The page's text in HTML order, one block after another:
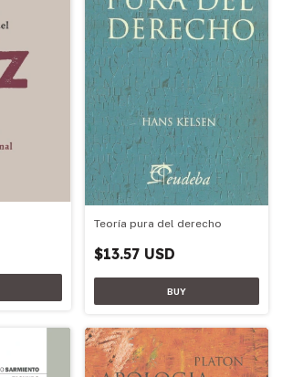
Teoría pura del derecho
$13.57 USD